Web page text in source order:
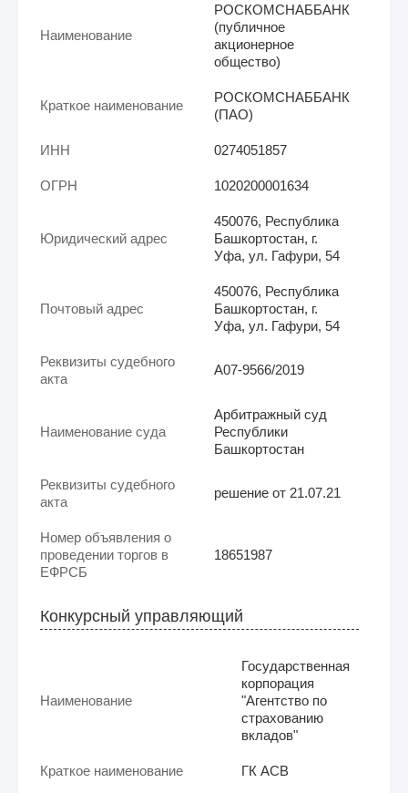
Наименование
РОСКОМСНАББАНК
(публичное
акционерное
общество)
Краткое наименование
РОСКОМСНАББАНК
(ПАО)
ИНН 0274051857
ОГРН 1020200001634
Юридический адрес
450076, Республика
Башкортостан, г.
Уфа, ул. Гафури, 54
Почтовый адрес
450076, Республика
Башкортостан, г.
Уфа, ул. Гафури, 54
Реквизиты судебного
акта
А07-9566/2019
Наименование суда
Арбитражный суд
Республики
Башкортостан
Реквизиты судебного
акта
решение от 21.07.21
Номер объявления о
проведении торгов в
ЕФРСБ
18651987
Конкурсный управляющий
Наименование
Государственная
корпорация
"Агентство по
страхованию
вкладов"
Краткое наименование ГК АСВ